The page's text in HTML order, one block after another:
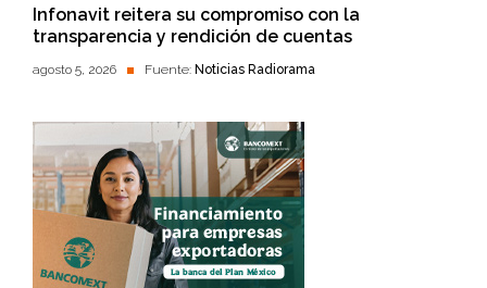
Infonavit reitera su compromiso con la
transparencia y rendición de cuentas
agosto 5, 2026 Fuente: Noticias Radiorama